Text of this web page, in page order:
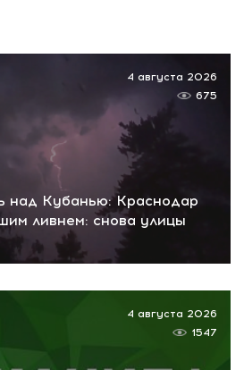
над Кубанью: Краснодар
ливнем: снова улицы
4 августа 2026
675
4 августа 2026
1547